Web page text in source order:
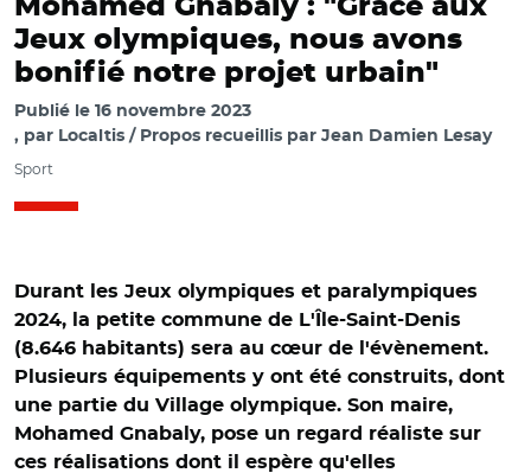
Mohamed Gnabaly : "Grâce aux
Jeux olympiques, nous avons
bonifié notre projet urbain"
Publié le 16 novembre 2023
par Localtis / Propos recueillis par Jean Damien Lesay
Sport
Durant les Jeux olympiques et paralympiques
2024, la petite commune de L'Île-Saint-Denis
(8.646 habitants) sera au cœur de l'évènement.
Plusieurs équipements y ont été construits, dont
une partie du Village olympique. Son maire,
Mohamed Gnabaly, pose un regard réaliste sur
ces réalisations dont il espère qu'elles